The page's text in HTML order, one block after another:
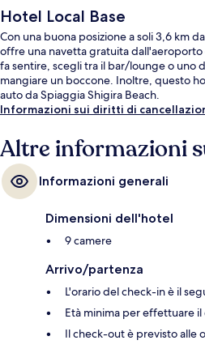
Hotel Local Base
Con una buona posizione a soli 3,6 km
offre una navetta gratuita dall'aeroporto
fa sentire, scegli tra il bar/lounge o uno
mangiare un boccone. Inoltre, questo
auto da Spiaggia Shigira Beach.
Informazioni sui diritti di
Altre informazioni
Informazioni generali
Dimensioni dell'hotel
9 camere
Arrivo/partenza
L'orario del check-in è il
Età minima per effettuare il
Il check-out è previsto alle